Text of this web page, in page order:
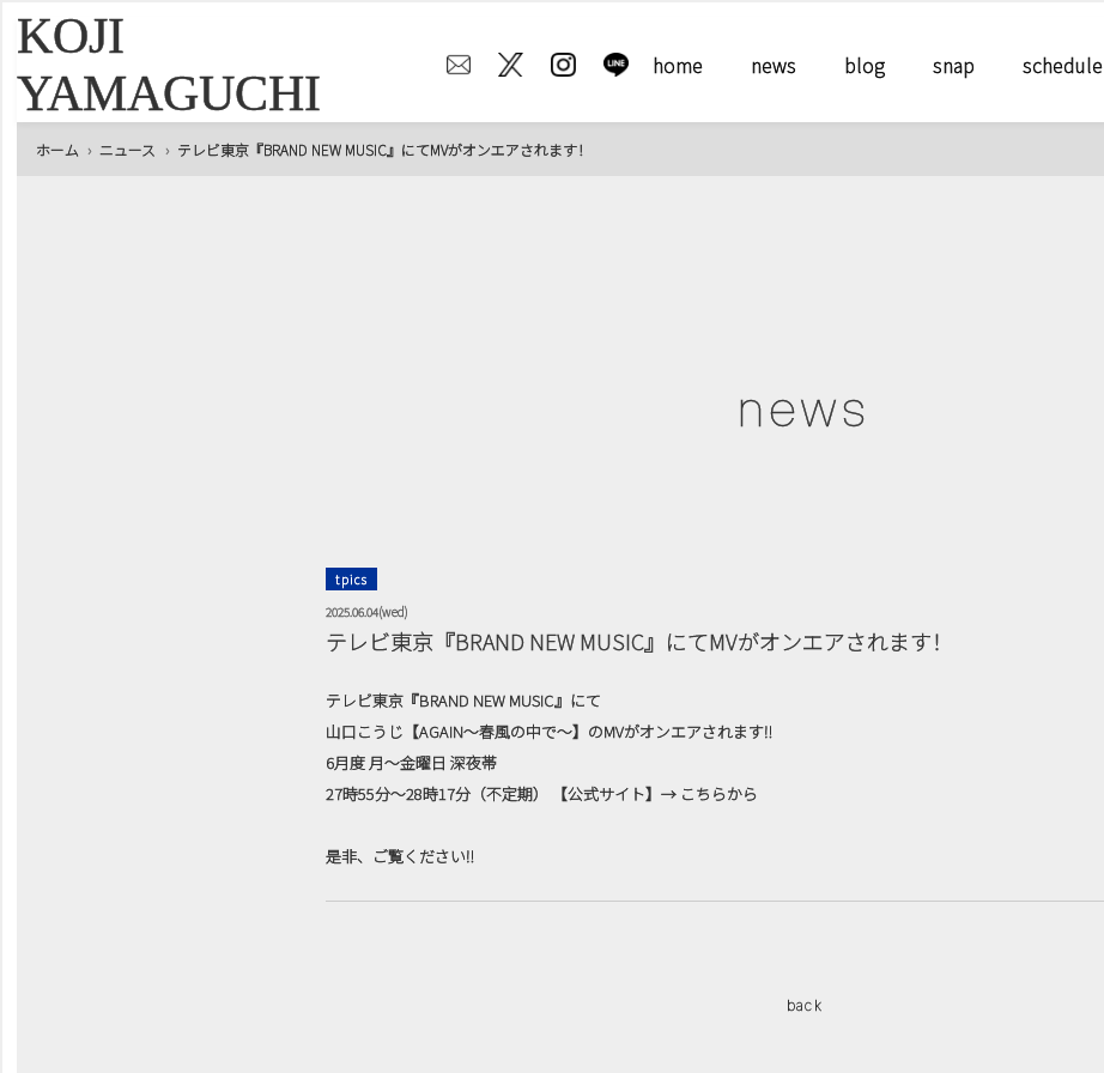
KOJI
YAMAGUCHI
home news blog snap schedule
ホーム ニュース テレビ東京『BRAND NEW MUSIC』にてMVがオンエアされます！
news
tpics
2025.06.04(wed)
テレビ東京『BRAND NEW MUSIC』にてMVがオンエアされます！
テレビ東京『BRAND NEW MUSIC』にて
山口こうじ【AGAIN〜春風の中で〜】のMVがオンエアされます‼
6月度 月〜金曜日 深夜帯
27時55分〜28時17分（不定期） 【公式サイト】→ こちらから
是非、ご覧ください‼
back